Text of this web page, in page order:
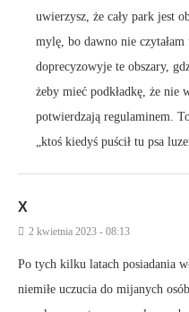
uwierzysz, że cały park jest
mylę, bo dawno nie
doprecyzowyje te obszary,
żeby mieć podkładkę, że nie
potwierdzają regulaminem.
„ktoś kiedyś puścił tu psa
X
2 kwietnia 2023 - 08:13
Po tych kilku latach posiadania
niemiłe uczucia do mijanych